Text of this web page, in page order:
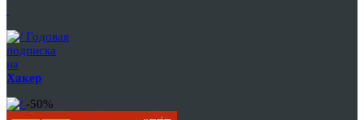
Годовая
подписка
на
Хакер
-50%